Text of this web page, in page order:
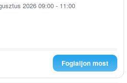
2026 09:00 - 11:00
Foglaljon most